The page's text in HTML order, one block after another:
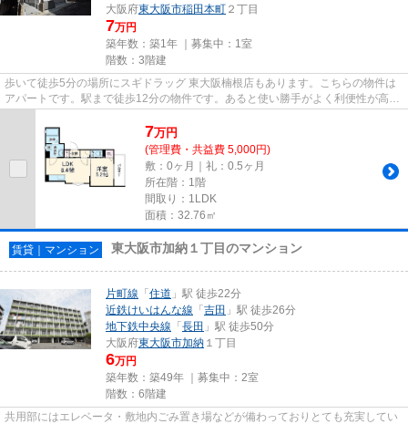
大阪府東大阪市稲田本町 ２丁目
7万円
築年数：築1年 ｜募集中： 1室
階数：3階建
歩いて徒歩5分の場所にスギドラッグ 東大阪楠根店もあります。こちらの物件は
アパートです。駅まで徒歩12分の物件です。あると使い勝手がよく利便性が高い
のが敷地内ごみ置き場です。...
7万円
(管理費・共益費 5,000円)
敷：0ヶ月｜礼：0.5ヶ月
所在階：1階
間取り：1LDK
面積：32.76㎡
賃貸｜マンション 東大阪市加納１丁目のマンション
片町線 「住道 」駅 徒歩22分
近鉄けいはんな線 「吉田 」駅 徒歩26分
地下鉄中央線 「長田 」駅 徒歩50分
大阪府東大阪市加納 １丁目
6万円
築年数：築49年 ｜募集中： 2室
階数：6階建
共用部にはエレベータ・敷地内ごみ置き場などが備わっておりとても充実してい